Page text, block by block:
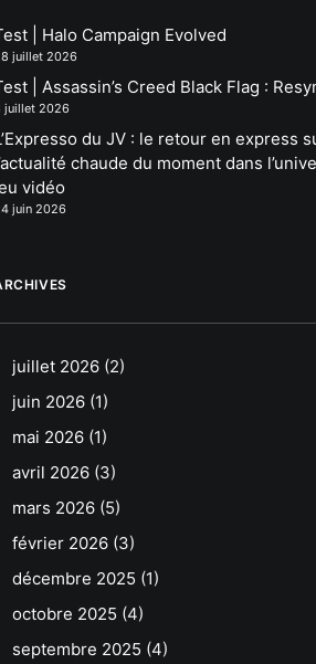
| Halo Campaign Evolved
juillet 2026
| Assassin’s Creed Black Flag :
juillet 2026
du JV : le retour en express
chaude du moment dans
vidéo
juin 2026
juillet 2026 (2)
juin 2026 (1)
mai 2026 (1)
avril 2026 (3)
mars 2026 (5)
février 2026 (3)
décembre 2025 (1)
octobre 2025 (4)
septembre 2025 (4)